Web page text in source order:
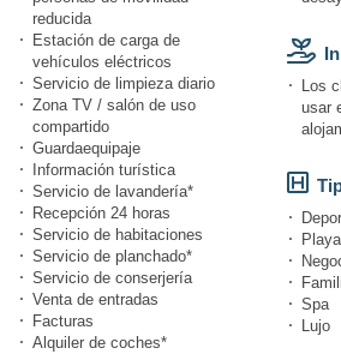
reducida
Estación de carga de
vehículos eléctricos
Servicio de limpieza diario
Zona TV / salón de uso
compartido
Guardaequipaje
Información turística
Servicio de lavandería*
Recepción 24 horas
Servicio de habitaciones
Servicio de planchado*
Servicio de conserjería
Venta de entradas
Facturas
Alquiler de coches*
Los
usar
Playa
Spa
Lujo